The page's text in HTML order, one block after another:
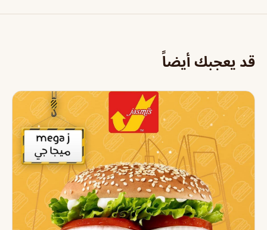
قد يعجبك أيضاً